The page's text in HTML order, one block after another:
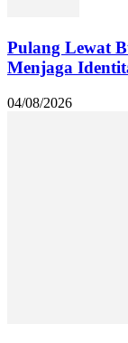
Pulang Lewat
Menjaga
04/08/2026